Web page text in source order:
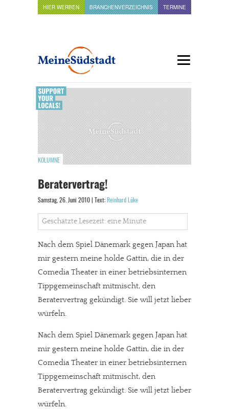
HIER WERBEN BRANCHENVERZEICHNIS TERMINE
KOLUMNE
Beratervertrag!
Samstag, 26. Juni 2010 | Text: Reinhard Lüke
Geschätzte Lesezeit: eine Minute
Nach dem Spiel Dänemark gegen Japan hat
mir gestern meine holde Gattin, die in der
Comedia Theater in einer betriebsinternen
Tippgemeinschaft mitmischt, den
Beratervertrag gekündigt. Sie will jetzt lieber
würfeln.
Nach dem Spiel Dänemark gegen Japan hat
mir gestern meine holde Gattin, die in der
Comedia Theater in einer betriebsinternen
Tippgemeinschaft mitmischt, den
Beratervertrag gekündigt. Sie will jetzt lieber
würfeln.